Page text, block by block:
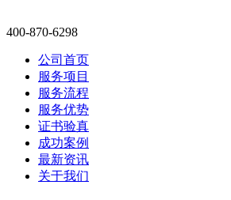
400-870-6298
公司首页
服务项目
服务流程
服务优势
证书验真
成功案例
最新资讯
关于我们